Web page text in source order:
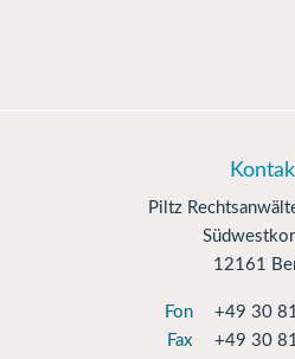
Piltz
12161
Fon
+49 30
Fax
+49 30